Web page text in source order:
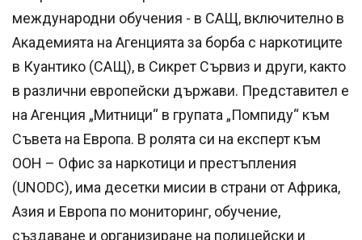
международни обучения - в САЩ, включително в
Академията на Агенцията за борба с наркотиците
в Куантико (САЩ), в Сикрет Сървиз и други, както
в различни европейски държави. Представител е
на Агенция „Митници“ в групата „Помпиду“ към
Съвета на Европа. В ролята си на експерт към
ООН – Офис за наркотици и престъпления
(UNODC), има десетки мисии в страни от Африка,
Азия и Европа по мониторинг, обучение,
създаване и организиране на полицейски и